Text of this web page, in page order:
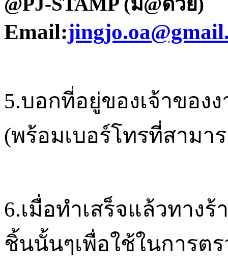
Email:
5.บอกที่อยู่ของเจ้าของ
(พร้อมเบอร์โทรที่สามา
6.เมื่อทำเสร็จแล้วทาง
ชิ้นนั้นๆเพื่อใช้ในการต